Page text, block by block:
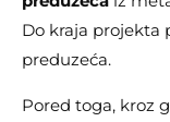
Do kraja projekta
preduzeća.
Pored toga, kroz